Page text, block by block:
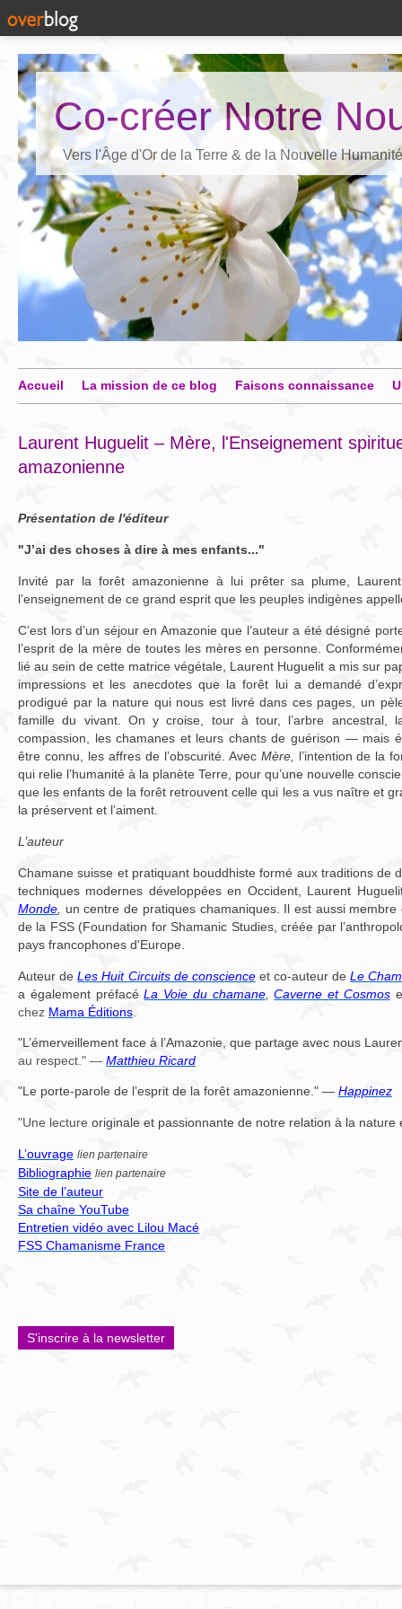
Co-créer Notre
Vers l'Âge d'Or de la Terre & de la Nouvelle Humanité
Accueil La mission de ce blog Faisons connaissance
Laurent Huguelit – Mère, l'Enseignement
amazonienne
Présentation de l'éditeur
"J’ai des choses à dire à mes enfants..."
Invité par la forêt amazonienne à lui prêter sa plume,
l’enseignement de ce grand esprit que les peuples indigènes
C’est lors d’un séjour en Amazonie que l’auteur a été désigné
l’esprit de la mère de toutes les mères en personne.
lié au sein de cette matrice végétale, Laurent Huguelit a mis sur
impressions et les anecdotes que la forêt lui a demandé
prodigué par la nature qui nous est livré dans ces pages, un
famille du vivant. On y croise, tour à tour, l’arbre ancestral,
compassion, les chamanes et leurs chants de guérison — mais
être connu, les affres de l’obscurité. Avec Mère,
l’intention de la
qui relie l’humanité à la planète Terre, pour qu’une nouvelle
que les enfants de la forêt retrouvent celle qui les a vus naître et
la préservent et l’aiment.
L’auteur
Chamane suisse et pratiquant bouddhiste formé aux traditions de
techniques modernes développées en Occident, Laurent
Monde
un centre de pratiques chamaniques. Il est aussi
de la FSS (Foundation for Shamanic Studies, créée par
pays francophones d'Europe.
Auteur deLes Huit Circuits de conscienceet co-auteur deLe
a également préfacéLa Voie du chamane, Caverne et Cosmos
chez Mama Éditions
"L’émerveillement face à l’Amazonie, que partage avec nous
au respect." — Matthieu Ricard
"Le porte-parole de l’esprit de la forêt amazonienne." — Happinez
"Une lecture originale et passionnante de notre relation à la
L’ouvrage lien partenaire
Bibliographie lien partenaire
Site de l’auteur
Sa chaîne YouTube
Entretien vidéo avec Lilou Macé
FSS Chamanisme France
S'inscrire à la newsletter